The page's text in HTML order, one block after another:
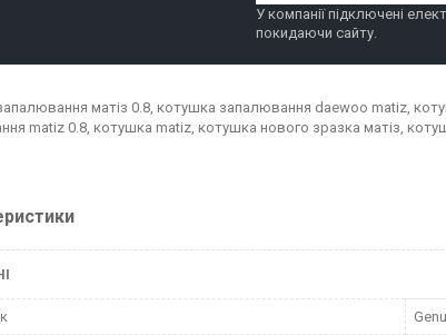
У компанії підключені
покидаючи сайту.
матіз 0.8, котушка запалювання daewoo matiz,
matiz 0.8, котушка matiz, котушка нового зразка матіз,